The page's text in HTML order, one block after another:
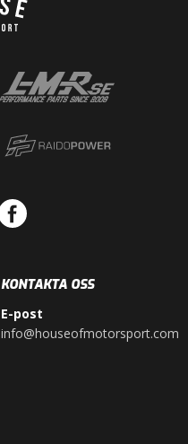
KONTAKTA OSS
E-post
info@houseofmotorsport.com